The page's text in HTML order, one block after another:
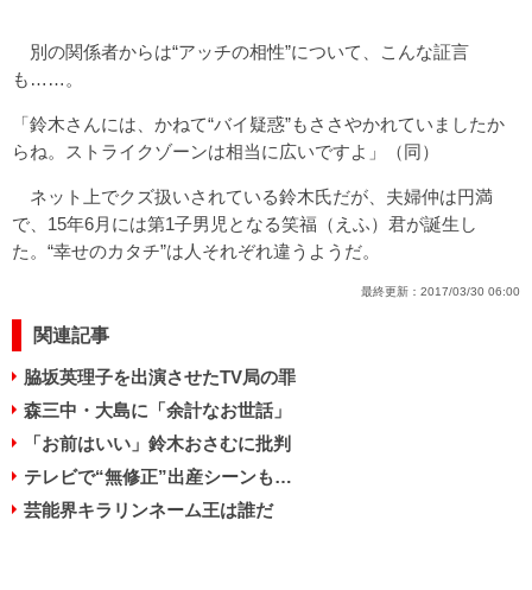
別の関係者からは“アッチの相性”について、こんな証言
も……。
「鈴木さんには、かねて“バイ疑惑”もささやかれていましたか
らね。ストライクゾーンは相当に広いですよ」（同）
ネット上でクズ扱いされている鈴木氏だが、夫婦仲は円満
で、15年6月には第1子男児となる笑福（えふ）君が誕生し
た。“幸せのカタチ”は人それぞれ違うようだ。
最終更新： 2017/03/30 06:00
関連記事
脇坂英理子を出演させたTV局の罪
森三中・大島に「余計なお世話」
「お前はいい」鈴木おさむに批判
テレビで“無修正”出産シーンも…
芸能界キラリンネーム王は誰だ